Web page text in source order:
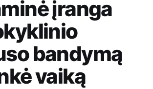
įranga
bandymą
vaiką